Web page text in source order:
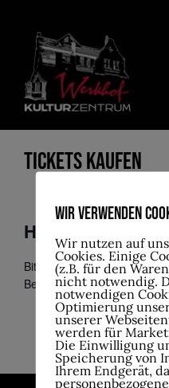
Inhalt
springen
Tickets kaufen
Hoppla, keine
Bitte wählen
Bestellen hinzu.
Wir verwenden
Wir nutzen auf
Cookies. Einige
(z.B. für den
nicht notwendig.
notwendigen
Optimierung
unserer
werden für
Die Einwilligung
Speicherung von
Ihrem Endgerät,